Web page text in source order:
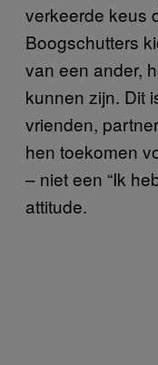
verkeerde keus
Boogschutters
van een ander,
kunnen zijn. Dit
vrienden,
hen toekomen
– niet een “Ik
attitude.